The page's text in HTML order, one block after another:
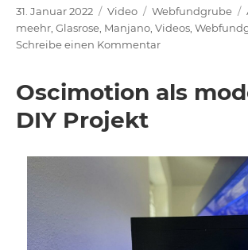
Veröffentlicht
am
31. Januar 2022 Format
Video Kategorien
Webfundgrube
meehr ,Glasrose Manjano ,Videos ,
Schreibe einen Kommentarzu
Manjanos
Oscimotion als
DIY Projekt